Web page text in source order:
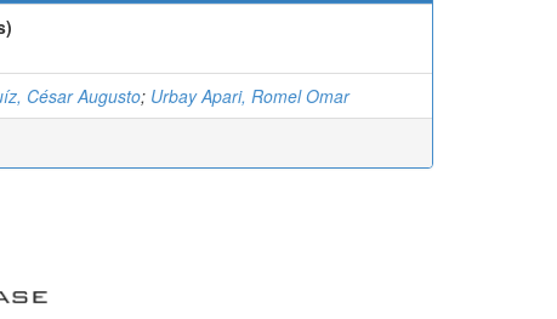
César Augusto; Urbay Apari, Romel Omar